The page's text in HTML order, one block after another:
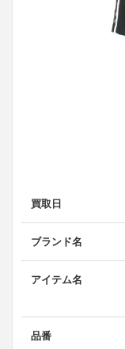
買取日
ブランド名
アイテム名
品番